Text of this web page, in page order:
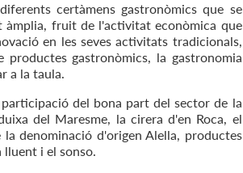
certàmens gastronòmics que se
àmplia, fruit de l'activitat econòmica que
en les seves activitats tradicionals,
gastronòmics, la gastronomia
a la taula.
del bona part del sector de la
del Maresme, la cirera d'en Roca, el
denominació d'origen Alella, productes
lluent i el sonso.